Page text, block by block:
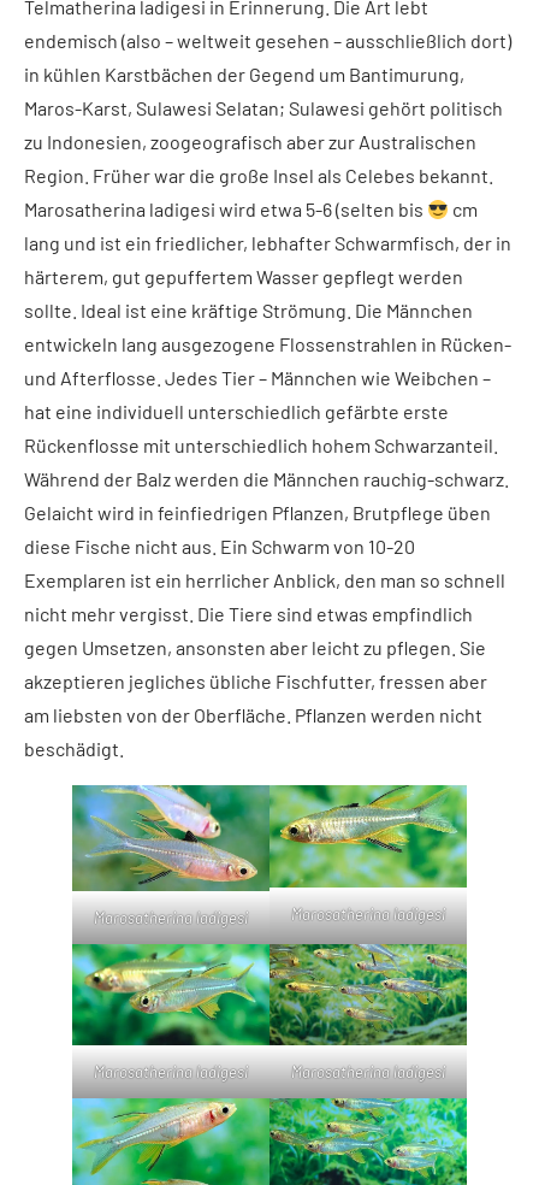
Telmatherina ladigesi in Erinnerung. Die Art lebt
endemisch (also – weltweit gesehen – ausschließlich dort)
in kühlen Karstbächen der Gegend um Bantimurung,
Maros-Karst, Sulawesi Selatan; Sulawesi gehört politisch
zu Indonesien, zoogeografisch aber zur Australischen
Region. Früher war die große Insel als Celebes bekannt.
Marosatherina ladigesi wird etwa 5-6 (selten bis
cm
lang und ist ein friedlicher, lebhafter Schwarmfisch, der in
härterem, gut gepuffertem Wasser gepflegt werden
sollte. Ideal ist eine kräftige Strömung. Die Männchen
entwickeln lang ausgezogene Flossenstrahlen in Rücken-
und Afterflosse. Jedes Tier – Männchen wie Weibchen –
hat eine individuell unterschiedlich gefärbte erste
Rückenflosse mit unterschiedlich hohem Schwarzanteil.
Während der Balz werden die Männchen rauchig-schwarz.
Gelaicht wird in feinfiedrigen Pflanzen, Brutpflege üben
diese Fische nicht aus. Ein Schwarm von 10-20
Exemplaren ist ein herrlicher Anblick, den man so schnell
nicht mehr vergisst. Die Tiere sind etwas empfindlich
gegen Umsetzen, ansonsten aber leicht zu pflegen. Sie
akzeptieren jegliches übliche Fischfutter, fressen aber
am liebsten von der Oberfläche. Pflanzen werden nicht
beschädigt.
Marosatherina ladigesi Marosatherina ladigesi
Marosatherina ladigesi Marosatherina ladigesi